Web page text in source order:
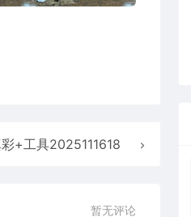
+工具2025111618
暂无评论